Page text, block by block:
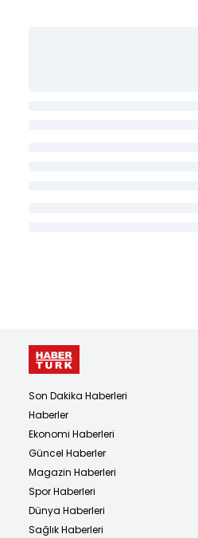
Son Dakika Haberleri
Haberler
Ekonomi Haberleri
Güncel Haberler
Magazin Haberleri
Spor Haberleri
Dünya Haberleri
Sağlık Haberleri